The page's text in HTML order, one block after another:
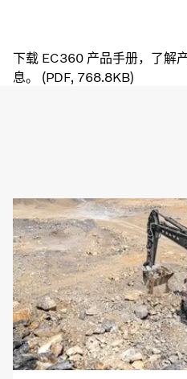
下载 EC360 产品手册，了解
息。 (PDF, 768.8KB)